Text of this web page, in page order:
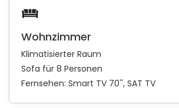
Wohnzimmer
Klimatisierter Raum
Sofa für 8 Personen
Fernsehen: Smart TV 70'' SAT TV